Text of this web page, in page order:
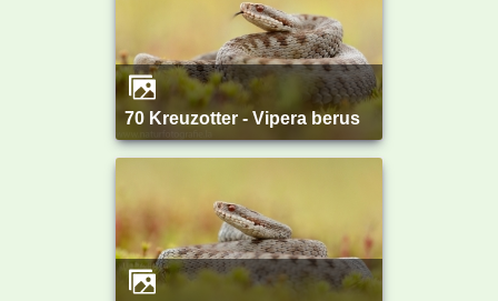
70 Kreuzotter - Vipera berus